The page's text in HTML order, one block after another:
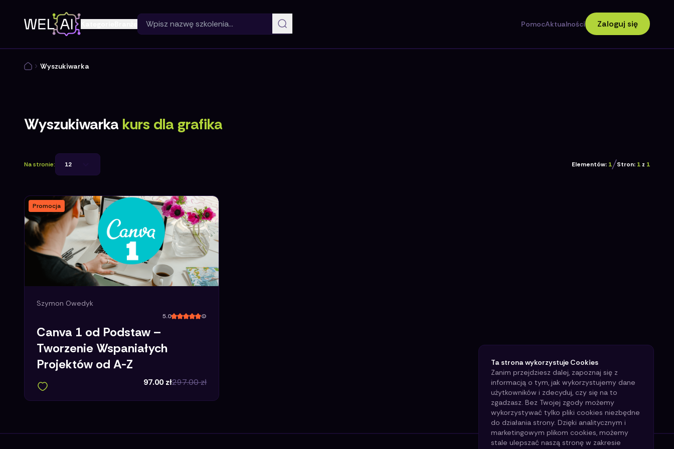
PomocAktualności Zaloguj się
Wyszukiwarka
Wyszukiwarka kurs dla grafika
Na stronie: 12 Elementów: 1 Stron: 1 z 1
Promocja
Szymon Owedyk
5.0 (
Canva 1 od Podstaw –
Tworzenie Wspaniałych
Projektów od A-Z
97.00 zł297.00zł
Ta strona wykorzystuje Cookies
Zanim przejdziesz dalej, zapoznaj się z
informacją o tym, jak wykorzystujemy dane
użytkowników i zdecyduj, czy się na to
zgadzasz. Bez Twojej zgody możemy
wykorzystywać tylko pliki cookies niezbędne
do działania strony. Dzięki analitycznym i
marketingowym plikom cookies, możemy
stale ulepszać naszą stronę w zakresie